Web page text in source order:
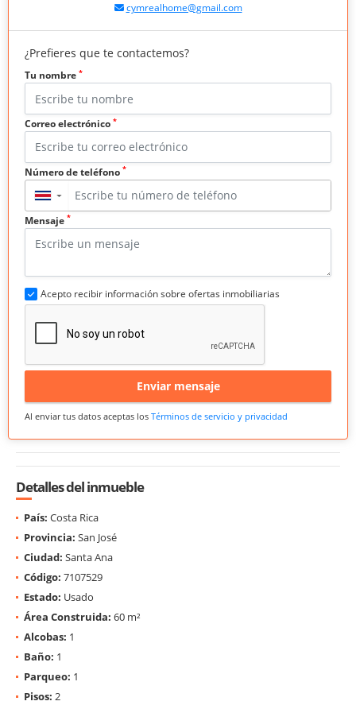
cymrealhome@gmail.com
¿Prefieres que te contactemos?
Tu nombre *
Correo electrónico *
Número de teléfono *
▼
Mensaje *
Acepto recibir información sobre ofertas inmobiliarias
Enviar mensaje
Al enviar tus datos aceptas los Términos de servicio y privacidad
Detalles del inmueble
País: Costa Rica
Provincia: San José
Ciudad: Santa Ana
Código: 7107529
Estado: Usado
Área Construida: 60 m²
Alcobas: 1
Baño: 1
Parqueo: 1
Pisos: 2